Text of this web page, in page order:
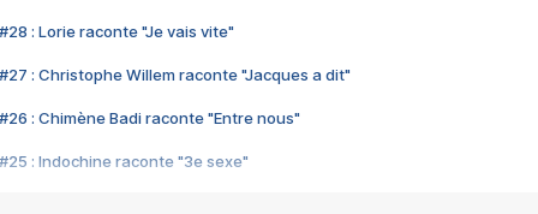
#28 : Lorie raconte "Je vais vite"
#27 : Christophe Willem raconte "Jacques a dit"
#26 : Chimène Badi raconte "Entre nous"
#25 : Indochine raconte "3e sexe"